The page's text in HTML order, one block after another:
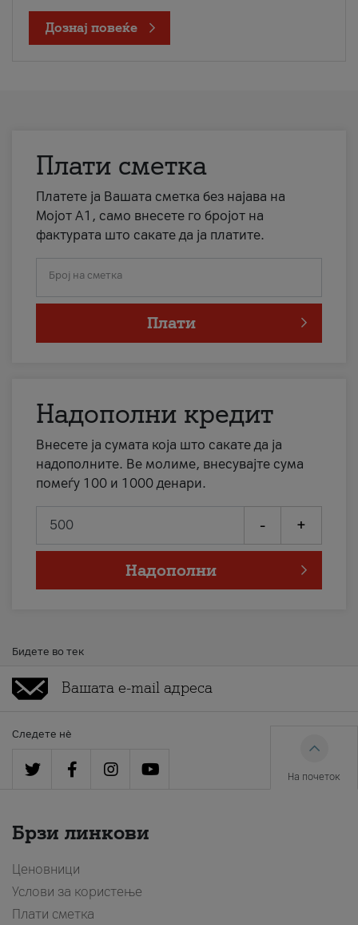
Дознај повеќе
Плати сметка
Платете ја Вашата сметка без најава на
Мојот А1, само внесете го бројот на
фактурата што сакате да ја платите.
Број на сметка
Плати
Надополни кредит
Внесете ја сумата која што сакате да ја
надополните. Ве молиме, внесувајте сума
помеѓу 100 и 1000 денари.
- +
Надополни
Бидете во тек
Следете нè
На почеток
Брзи линкови
Ценовници
Услови за користење
Плати сметка